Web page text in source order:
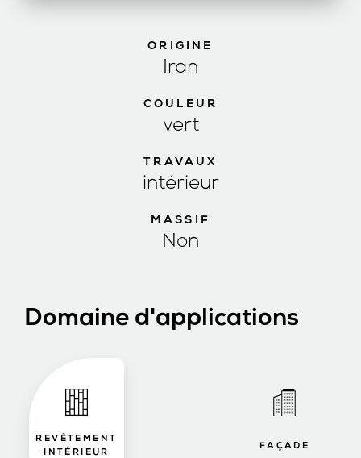
ORIGINE
Iran
COULEUR
vert
TRAVAUX
intérieur
MASSIF
Non
Domaine d'applications
REVÊTEMENT
INTÉRIEUR
FAÇADE